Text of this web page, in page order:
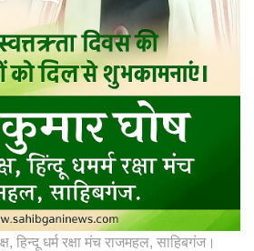
हिन्दू धर्म रक्षा मंच राजमहल, साहिबगंज।